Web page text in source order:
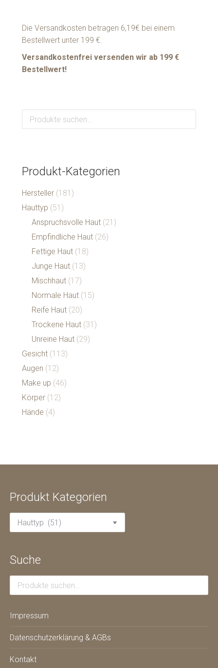
Die Versandkosten betragen 6,19€ bei einem
Bestellwert unter 199 €.
Versandkostenfrei versenden wir ab 199 €
Bestellwert!
Produkt-Kategorien
Hersteller (181)
Hauttyp (51)
Anspruchsvolle Haut (21)
Empfindliche Haut (26)
Fettige Haut (18)
Junge Haut (13)
Mischhaut (17)
Normale Haut (15)
Reife Haut (20)
Trockene Haut (31)
Unreine Haut (29)
Gesicht (113)
Augen (12)
Make up (46)
Körper (12)
Hände (4)
Produkt Kategorien
Suche
Impressum
Datenschutzerklärung & AGBs
Kontakt